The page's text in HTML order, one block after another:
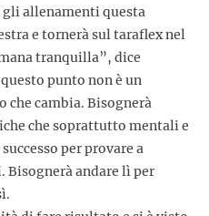
gli allenamenti questa
e tornerà sul taraflex nel
tranquilla”, dice
punto non è un
che cambia. Bisognerà
che soprattutto mentali e
per provare a
andare lì per